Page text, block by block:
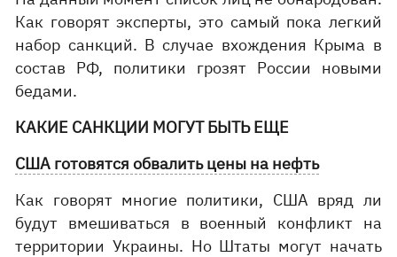
Как говорят эксперты, это самый пока легкий
набор санкций. В случае вхождения Крыма в
состав РФ, политики грозят России новыми
бедами.
КАКИЕ САНКЦИИ МОГУТ БЫТЬ ЕЩЕ
США готовятся обвалить цены на нефть
Как говорят многие политики, США вряд ли
будут вмешиваться в военный конфликт на
территории Украины. Но Штаты могут начать